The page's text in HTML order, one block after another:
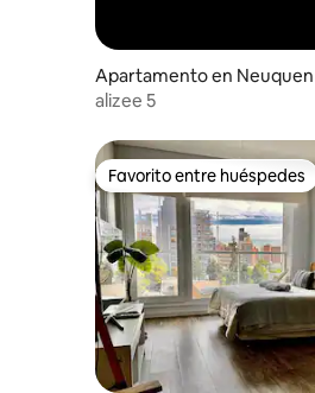
Apartamento en Neuquen
alizee 5
Favorito entre huéspedes
Favorito entre huéspedes